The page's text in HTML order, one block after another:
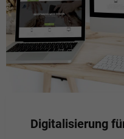
Digitalisierung